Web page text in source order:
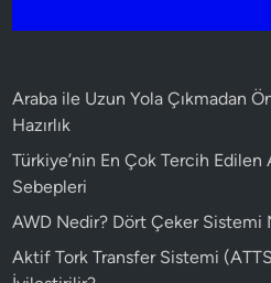
Araba ile Uzun Yola Çıkmadan
Hazırlık
Türkiye’nin En Çok Tercih
Sebepleri
AWD Nedir? Dört Çeker Sistemi
Aktif Tork Transfer Sistemi